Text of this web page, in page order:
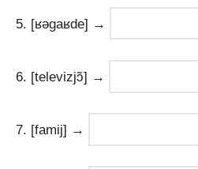
5. [ʁəɡaʁde] →
6. [televizjɔ̃] →
7. [famij] →